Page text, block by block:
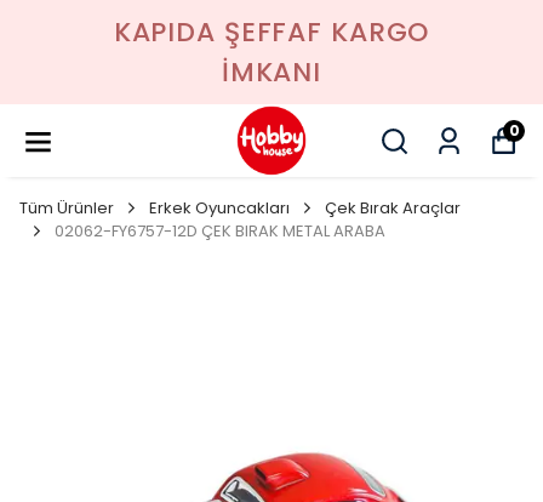
KAPIDA ŞEFFAF KARGO
İMKANI
0
Tüm Ürünler Erkek Oyuncakları
Çek Bırak Araçlar
02062-FY6757-12D ÇEK BIRAK METAL ARABA